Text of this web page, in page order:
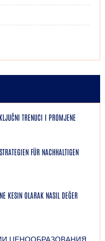
TRENUCI I PROMJENE
FÜR NACHHALTIGEN
KESIN OLARAK NASIL DEĞER
ЦЕНООБРАЗОВАНИЯ